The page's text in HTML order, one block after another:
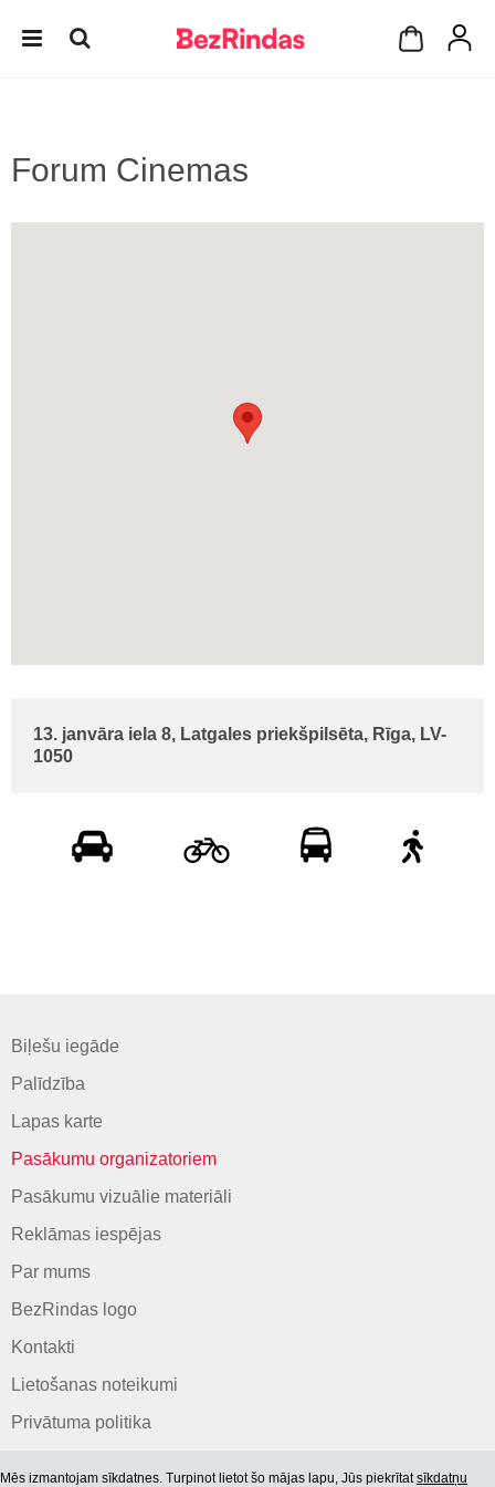
Forum Cinemas
13. janvāra iela 8, Latgales priekšpilsēta, Rīga, LV-
1050
Biļešu iegāde
Palīdzība
Lapas karte
Pasākumu organizatoriem
Pasākumu vizuālie materiāli
Reklāmas iespējas
Par mums
BezRindas logo
Kontakti
Lietošanas noteikumi
Privātuma politika
Mēs izmantojam sīkdatnes. Turpinot lietot šo mājas lapu, Jūs piekrītatsīkdatņu